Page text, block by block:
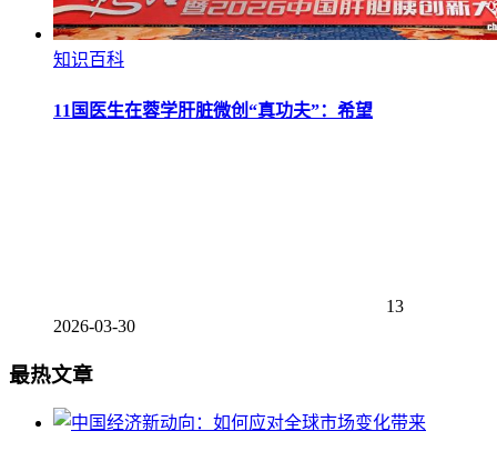
知识百科
11国医生在蓉学肝脏微创“真功夫”：希望
13
2026-03-30
最热文章